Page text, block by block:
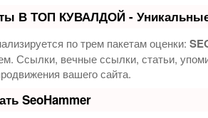
В ТОП КУВАЛДОЙ - Уникальные
по трем пакетам оценки:
Ссылки, вечные ссылки, статьи,
вашего сайта.
SeoHammer